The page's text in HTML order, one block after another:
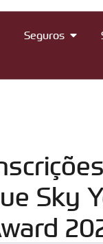
Seguros
Sky